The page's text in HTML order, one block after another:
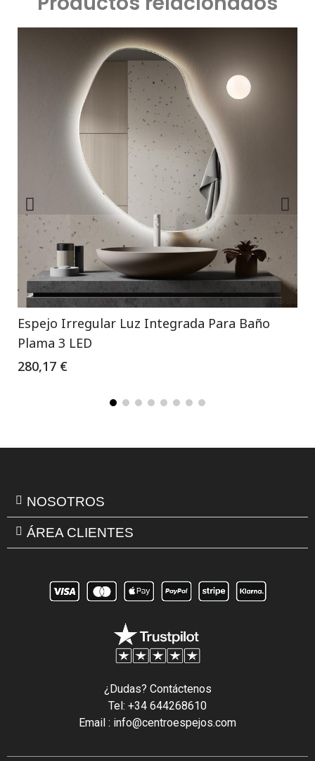
Espejo Irregular Luz Integrada Para Baño
Plama 3 LED
280,17 €
NOSOTROS
ÁREA CLIENTES
¿Dudas? Contáctenos
Tel: +34 644268610
Email : info@centroespejos.com